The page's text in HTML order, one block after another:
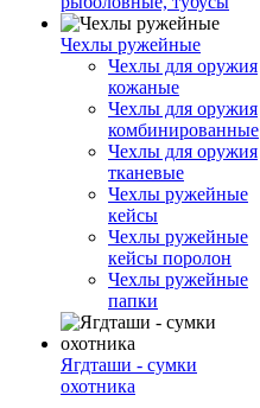
Чехлы ружейные
Чехлы для оружия
кожаные
Чехлы для оружия
комбинированные
Чехлы для оружия
тканевые
Чехлы ружейные
кейсы
Чехлы ружейные
кейсы поролон
Чехлы ружейные
папки
Ягдташи - сумки
охотника